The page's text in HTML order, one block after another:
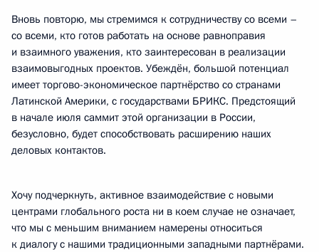
Вновь повторю, мы стремимся к сотрудничеству со всеми –
со всеми, кто готов работать на основе равноправия
и взаимного уважения, кто заинтересован в реализации
взаимовыгодных проектов. Убеждён, большой потенциал
имеет торгово-экономическое партнёрство со странами
Латинской Америки, с государствами БРИКС. Предстоящий
в начале июля саммит этой организации в России,
безусловно, будет способствовать расширению наших
деловых контактов.
Хочу подчеркнуть, активное взаимодействие с новыми
центрами глобального роста ни в коем случае не означает,
что мы с меньшим вниманием намерены относиться
к диалогу с нашими традиционными западными партнёрами.